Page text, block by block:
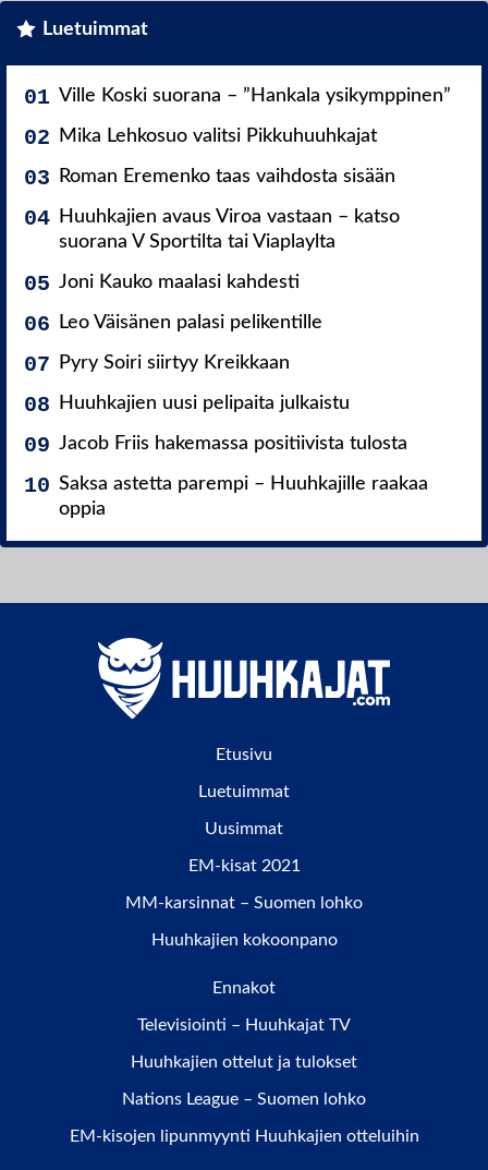
Luetuimmat
Ville Koski suorana – ”Hankala ysikymppinen”
Mika Lehkosuo valitsi Pikkuhuuhkajat
Roman Eremenko taas vaihdosta sisään
Huuhkajien avaus Viroa vastaan – katso
suorana V Sportilta tai Viaplaylta
Joni Kauko maalasi kahdesti
Leo Väisänen palasi pelikentille
Pyry Soiri siirtyy Kreikkaan
Huuhkajien uusi pelipaita julkaistu
Jacob Friis hakemassa positiivista tulosta
Saksa astetta parempi – Huuhkajille raakaa
oppia
Etusivu
Luetuimmat
Uusimmat
EM-kisat 2021
MM-karsinnat – Suomen lohko
Huuhkajien kokoonpano
Ennakot
Televisiointi – Huuhkajat TV
Huuhkajien ottelut ja tulokset
Nations League – Suomen lohko
EM-kisojen lipunmyynti Huuhkajien otteluihin